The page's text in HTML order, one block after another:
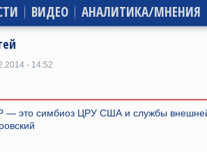
ВИДЕО АНАЛИТИКА/МНЕНИЯ
- 14:52
— это симбиоз ЦРУ США и службы